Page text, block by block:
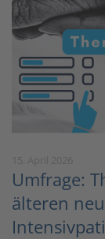
Umfrage:
älteren